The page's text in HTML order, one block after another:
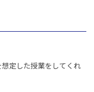
定した授業をしてくれ